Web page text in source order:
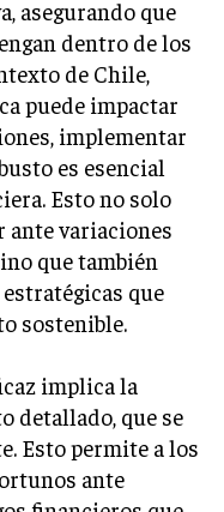
FINANCIEROS
asegurando que
dentro de los
de Chile,
puede impactar
implementar
es esencial
Esto no solo
ante variaciones
que también
que
sostenible.
implica la
detallado, que se
Esto permite a los
ante